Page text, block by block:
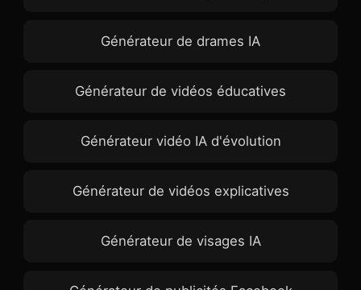
Générateur de drames IA
Générateur de vidéos éducatives
Générateur vidéo IA d'évolution
Générateur de vidéos explicatives
Générateur de visages IA